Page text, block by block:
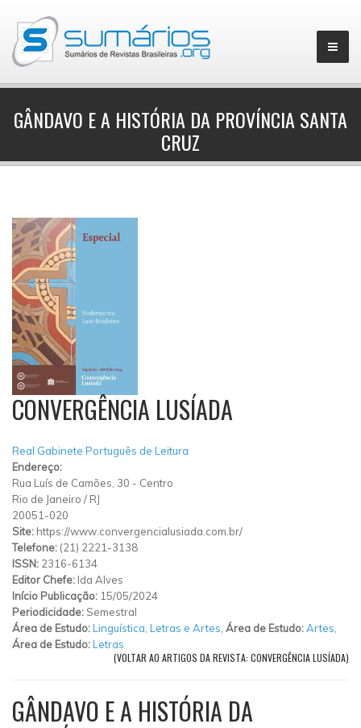
GÂNDAVO E A HISTÓRIA DA PROVÍNCIA SANTA
CRUZ
CONVERGÊNCIA LUSÍADA
Real Gabinete Português de Leitura
Endereço:
Rua Luís de Camões, 30 - Centro
Rio de Janeiro / RJ
20051-020
Site: https://www.convergencialusiada.com.br/
Telefone: (21) 2221-3138
ISSN: 2316-6134
Editor Chefe: Ida Alves
Início Publicação: 15/05/2024
Periodicidade: Semestral
Área de Estudo:Linguística, Letras e Artes Área de Estudo:Artes
Área de Estudo:Letras
(VOLTAR AO ARTIGOS DA REVISTA: CONVERGÊNCIA LUSÍADA)
GÂNDAVO E A HISTÓRIA DA